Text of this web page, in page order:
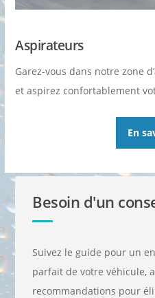
Aspirateurs
Garez-vous dans notre zone
et aspirez confortablement
En
Besoin d'un
Suivez le guide pour un
parfait de votre véhicule,
recommandations pour